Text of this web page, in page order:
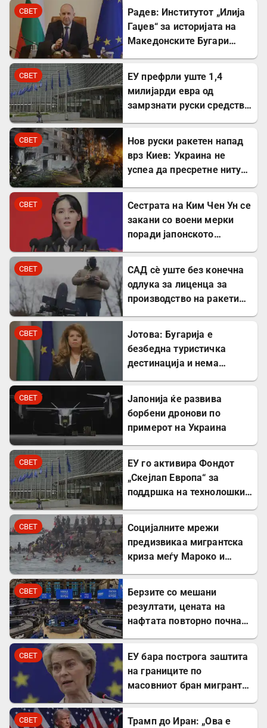
СВЕТ
Радев: Институтот „Илија
Гаџев“ за историјата на
Македонските Бугари
СВЕТ
ЕУ префрли уште 1,4
милијарди евра од
замрзнати руски средства
СВЕТ
Нов руски ракетен напад
врз Киев: Украина не
успеа да пресретне ниту
СВЕТ
Сестрата на Ким Чен Ун се
закани со воени мерки
поради јапонското
СВЕТ
САД сè уште без конечна
одлука за лиценца за
производство на ракети
СВЕТ
Јотова: Бугарија е
безбедна туристичка
дестинација и нема
СВЕТ
Јапонија ќе развива
борбени дронови по
примерот на Украина
СВЕТ
ЕУ го активира Фондот
„Скејлап Европа“ за
поддршка на технолошки
СВЕТ
Социјалните мрежи
предизвикаа мигрантска
криза меѓу Мароко и
СВЕТ
Берзите со мешани
резултати, цената на
нафтата повторно почна
СВЕТ
ЕУ бара построга заштита
на границите по
масовниот бран мигранти
СВЕТ
Трамп до Иран: „Ова е